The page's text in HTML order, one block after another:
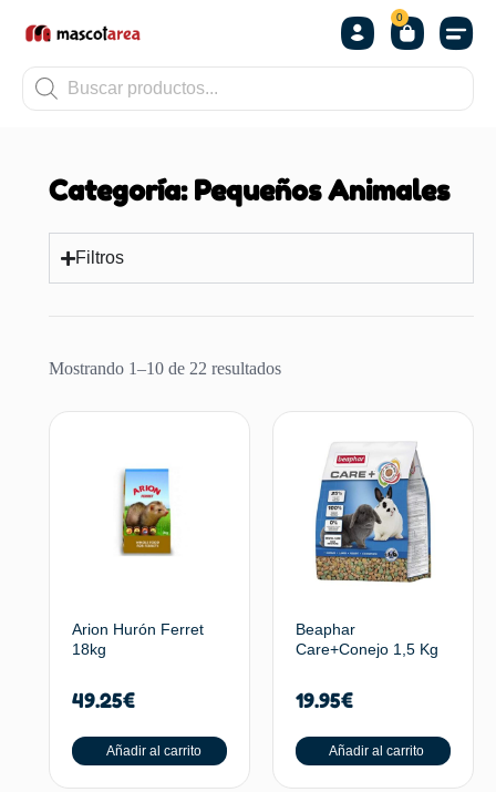
0
Categoría: Pequeños Animales
Filtros
Mostrando 1–10 de 22 resultados
Arion Hurón Ferret
18kg
49.25€
Añadir al carrito
Beaphar
Care+Conejo 1,5 Kg
19.95€
Añadir al carrito